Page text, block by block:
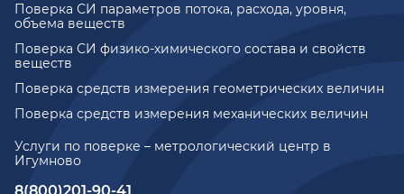
Услуги по поверке – метрологический центр в
Игумново
Поверка СИ параметров потока, расхода, уровня,
объема веществ
Поверка СИ физико-химического состава и свойств
веществ
Поверка средств измерения геометрических величин
Поверка средств измерения механических величин